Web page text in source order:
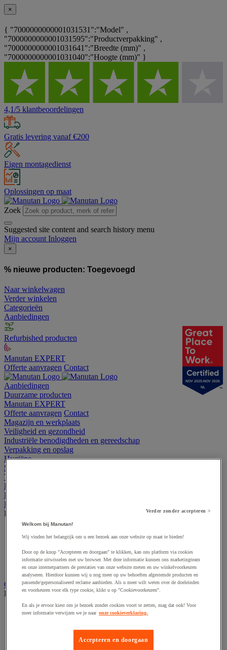
×
{ "7000000000001031531":"Model" ,
"7000000000001031595":"Productverpakking" ,
"7000000000001031641":"Breedte (mm)" ,
"7000000000001031040":"Hoogte (mm)" }
4,1/5 klantbeoordelingen
Gratis levering vanaf €200
Eigen montagedienst
Oplossingen op maat
Zoek
Suggested site content and search history menu
Mijn account Inloggen
×
% nieuwe producten: Toegevoegd
Naar winkelwagen
Verder winkelen
Categorieën
Aanbiedingen
Refurbished producten
Manutan EXPERT
Offerte aanvragen Contact
Aanbiedingen
Duurzame producten
Manutan EXPERT
Offerte aanvragen Contact
Magazijn en werkplaats
Veiligheid en gezondheid
Industriële benodigdheden en gereedschap
Verpakking en opslag
Hygiëne
Sport en vrije tijd
Terrein
Kantoor
Horeca
Buitenmeubilair
Bekijk de hele productgroep
Stedelijk meubilair
Tent en podium
Tuin- en terrasmeubilair
Tuinhuis
Gevelvlaggen
Bekijk de hele productgroep
Officiële vlag
NOV 2025-NOV 2026
NL
Verder zonder accepteren >
Welkom bij Manutan!
Wij vinden het belangrijk om u een bezoek aan onze website op maat te bieden!
Door op de knop "Accepteren en doorgaan" te klikken, kan ons platform via cookies
informatie uitwisselen met uw browser. Met deze informatie kunnen ons marketingteam
en onze internetpartners de prestaties van onze website meten en uw winkelvoorkeuren
analyseren. Hierdoor kunnen wij u nog meer op uw behoeften afgestemde producten en
passende/gepersonaliseerd reclame aanbieden. Als u meer wilt weten over de doeleinden
en voorkeuren voor elk type cookie, klikt u op "Cookievoorkeuren".
En als je ervoor kiest om je bezoek zonder cookies voort te zetten, mag dat ook! Voor
meer informatie verwijzen we je naar onze cookieverklaring.
Accepteren en doorgaan